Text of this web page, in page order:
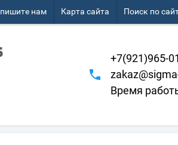
нам Карта сайта Поиск по
+7(921)965-
Время